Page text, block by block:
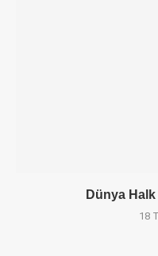
Dünya Halk
18